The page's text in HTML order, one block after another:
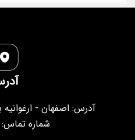
آدرس: اصفهان - ارغوانیه
شماره تماس: ۳۵۱۳۱-